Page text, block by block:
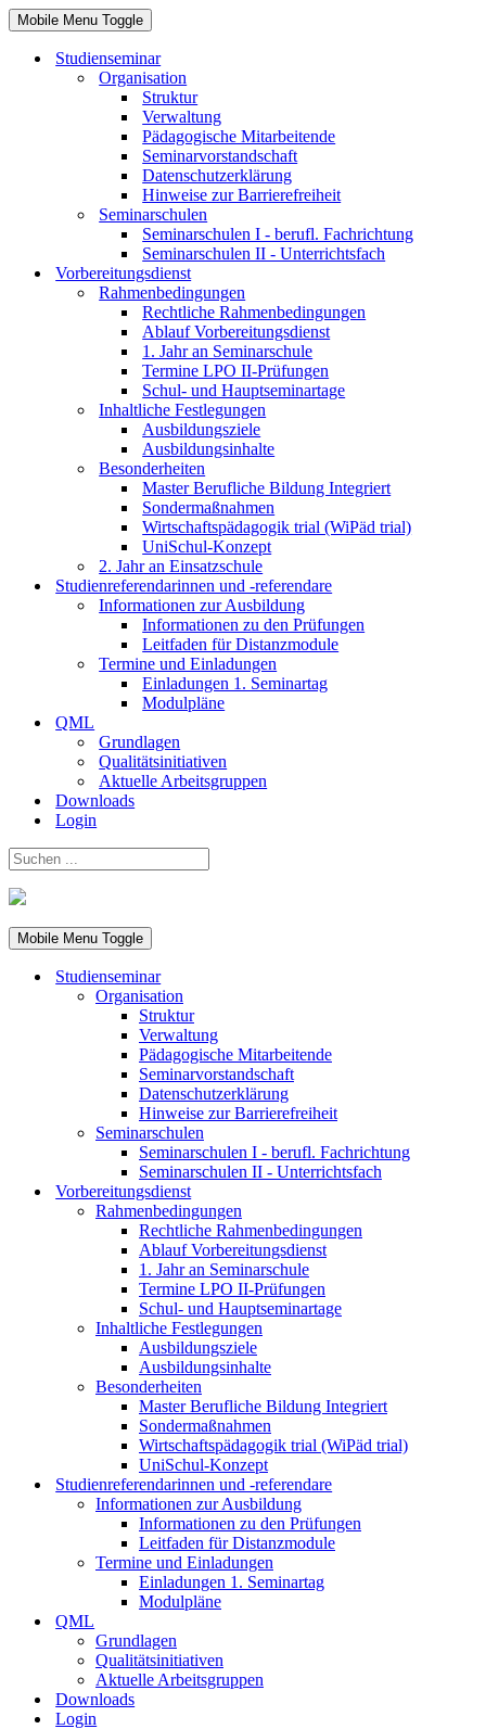
Mobile Menu Toggle
Studienseminar
Organisation
Struktur
Verwaltung
Pädagogische Mitarbeitende
Seminarvorstandschaft
Datenschutzerklärung
Hinweise zur Barrierefreiheit
Seminarschulen
Seminarschulen I - berufl. Fachrichtung
Seminarschulen II - Unterrichtsfach
Vorbereitungsdienst
Rahmenbedingungen
Rechtliche Rahmenbedingungen
Ablauf Vorbereitungsdienst
1. Jahr an Seminarschule
Termine LPO II-Prüfungen
Schul- und Hauptseminartage
Inhaltliche Festlegungen
Ausbildungsziele
Ausbildungsinhalte
Besonderheiten
Master Berufliche Bildung Integriert
Sondermaßnahmen
Wirtschaftspädagogik trial (WiPäd trial)
UniSchul-Konzept
2. Jahr an Einsatzschule
Studienreferendarinnen und -referendare
Informationen zur Ausbildung
Informationen zu den Prüfungen
Leitfaden für Distanzmodule
Termine und Einladungen
Einladungen 1. Seminartag
Modulpläne
QML
Grundlagen
Qualitätsinitiativen
Aktuelle Arbeitsgruppen
Downloads
Login
Mobile Menu Toggle
Studienseminar
Organisation
Struktur
Verwaltung
Pädagogische Mitarbeitende
Seminarvorstandschaft
Datenschutzerklärung
Hinweise zur Barrierefreiheit
Seminarschulen
Seminarschulen I - berufl. Fachrichtung
Seminarschulen II - Unterrichtsfach
Vorbereitungsdienst
Rahmenbedingungen
Rechtliche Rahmenbedingungen
Ablauf Vorbereitungsdienst
1. Jahr an Seminarschule
Termine LPO II-Prüfungen
Schul- und Hauptseminartage
Inhaltliche Festlegungen
Ausbildungsziele
Ausbildungsinhalte
Besonderheiten
Master Berufliche Bildung Integriert
Sondermaßnahmen
Wirtschaftspädagogik trial (WiPäd trial)
UniSchul-Konzept
Studienreferendarinnen und -referendare
Informationen zur Ausbildung
Informationen zu den Prüfungen
Leitfaden für Distanzmodule
Termine und Einladungen
Einladungen 1. Seminartag
Modulpläne
QML
Grundlagen
Qualitätsinitiativen
Aktuelle Arbeitsgruppen
Downloads
Login